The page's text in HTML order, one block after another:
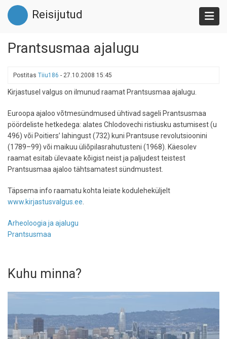
Liigu
edasi
põhisisu
Reisijutud
Prantsusmaa ajalugu
Postitas Tiiu186 - 27.10.2008 15:45
Kirjastusel valgus on ilmunud raamat Prantsusmaa ajalugu.
Euroopa ajaloo võtmesündmused ühtivad sageli Prantsusmaa
pöördeliste hetkedega: alates Chlodovechi ristiusku astumisest (u
496) või Poitiers’ lahingust (732) kuni Prantsuse revolutsioonini
(1789–99) või maikuu üliõpilasrahutusteni (1968). Käesolev
raamat esitab ülevaate kõigist neist ja paljudest teistest
Prantsusmaa ajaloo tähtsamatest sündmustest.
Täpsema info raamatu kohta leiate koduleheküljelt
www.kirjastusvalgus.ee
Arheoloogia ja ajalugu
Prantsusmaa
Kuhu minna?